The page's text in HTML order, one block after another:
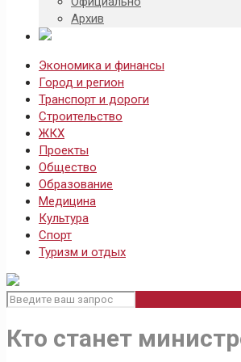
Архив
Экономика и финансы
Город и регион
Транспорт и дороги
Строительство
ЖКХ
Проекты
Общество
Образование
Медицина
Культура
Спорт
Туризм и отдых
Кто станет